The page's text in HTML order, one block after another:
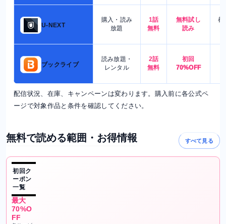
U-NEXT
購入・読み
放題
1話
無料
無料試し
読み
都
ブックライブ
読み放題・
レンタル
2話
無料
初回
70%OFF
配信状況、在庫、キャンペーンは変わります。購入前に各公式ペ
ージで対象作品と条件を確認してください。
無料で読める範囲・お得情報 すべて見る
初回ク
ーポン
一覧
最大
70%O
FF